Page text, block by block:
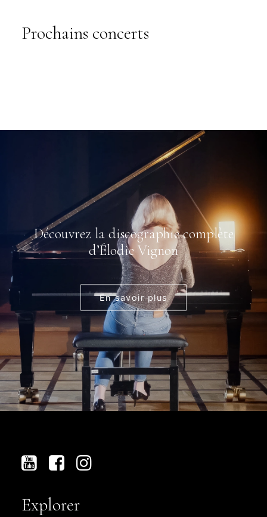
Prochains concerts
Découvrez la discographie complète
d’Élodie Vignon
En savoir plus
Explorer